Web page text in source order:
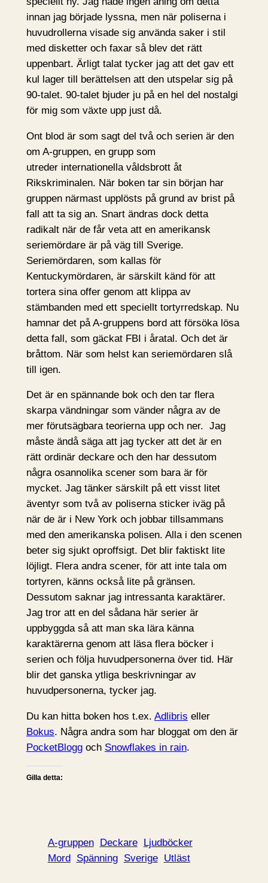
innan jag började lyssna, men när poliserna i
huvudrollerna visade sig använda saker i stil
med disketter och faxar så blev det rätt
uppenbart. Ärligt talat tycker jag att det gav ett
kul lager till berättelsen att den utspelar sig på
90-talet. 90-talet bjuder ju på en hel del nostalgi
för mig som växte upp just då.
Ont blod är som sagt del två och serien är den
om A-gruppen, en grupp som
utreder internationella våldsbrott åt
Rikskriminalen. När boken tar sin början har
gruppen närmast upplösts på grund av brist på
fall att ta sig an. Snart ändras dock detta
radikalt när de får veta att en amerikansk
seriemördare är på väg till Sverige.
Seriemördaren, som kallas för
Kentuckymördaren, är särskilt känd för att
tortera sina offer genom att klippa av
stämbanden med ett speciellt tortyrredskap. Nu
hamnar det på A-gruppens bord att försöka lösa
detta fall, som gäckat FBI i åratal. Och det är
bråttom. När som helst kan seriemördaren slå
till igen.
Det är en spännande bok och den tar flera
skarpa vändningar som vänder några av de
mer förutsägbara teorierna upp och ner. Jag
måste ändå säga att jag tycker att det är en
rätt ordinär deckare och den har dessutom
några osannolika scener som bara är för
mycket. Jag tänker särskilt på ett visst litet
äventyr som två av poliserna sticker iväg på
när de är i New York och jobbar tillsammans
med den amerikanska polisen. Alla i den scenen
beter sig sjukt oproffsigt. Det blir faktiskt lite
löjligt. Flera andra scener, för att inte tala om
tortyren, känns också lite på gränsen.
Dessutom saknar jag intressanta karaktärer.
Jag tror att en del sådana här serier är
uppbyggda så att man ska lära känna
karaktärerna genom att läsa flera böcker i
serien och följa huvudpersonerna över tid. Här
blir det ganska ytliga beskrivningar av
huvudpersonerna, tycker jag.
Du kan hitta boken hos t.ex. Adlibris eller
Bokus. Några andra som har bloggat om den är
PocketBloggoch Snowflakes in rain.
Gilla detta:
A-gruppen Deckare
Ljudböcker
Mord
Spänning Sverige Utläst